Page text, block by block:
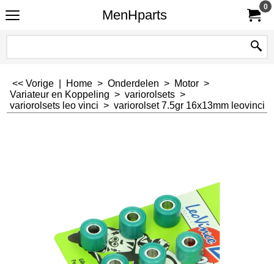
MenHparts
0
<< Vorige Home > Onderdelen > Motor >
Variateur en Koppeling > variorolsets >
variorolsets leo vinci > variorolset 7.5gr 16x13mm leovinci